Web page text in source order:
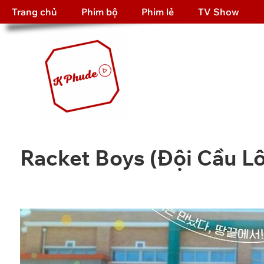
Trang chủ Phim bộ Phim lẻ TV Show
Racket Boys (Đội Cầu